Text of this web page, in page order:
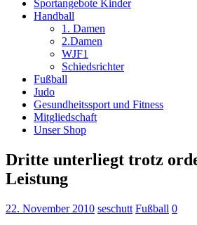
Sportangebote Kinder
Handball
1. Damen
2.Damen
WJF1
Schiedsrichter
Fußball
Judo
Gesundheitssport und Fitness
Mitgliedschaft
Unser Shop
Dritte unterliegt trotz
Leistung
22. November 2010 seschutt Fußball 0